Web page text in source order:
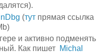
(тут прямая ссылка
и активно подменять
Как пишет Michal